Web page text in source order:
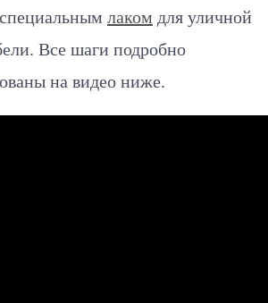
лаком для уличной
Все шаги подробно
на видео ниже.